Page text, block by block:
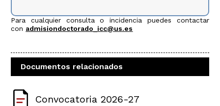
Para cualquier consulta o incidencia puedes contactar
con admisiondoctorado_icc@us.es
Documentos relacionados
Convocatoria 2026-27